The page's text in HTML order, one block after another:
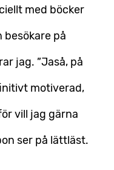
med böcker
besökare på
jag. ”Jaså, på
motiverad,
vill jag gärna
ser på lättläst.